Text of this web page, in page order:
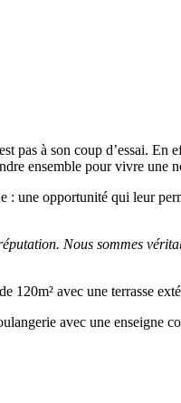
à son coup d’essai.
ensemble pour vivre une
opportunité qui leur
Nous sommes
avec une terrasse
avec une enseigne